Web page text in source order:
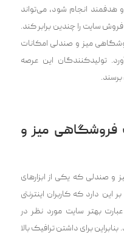
هدفمند انجام شود، می‌تواند
فروش سایت را چندین برابر کند.
میز و صندلی امکانات
تولیدکنندگان این عرصه
فروشگاهی میز و
صندلی که یکی از ابزارهای
این دارد که کاربران اینترنتی
بهتر سایت مورد نظر در
برای داشتن ترافیک بالا